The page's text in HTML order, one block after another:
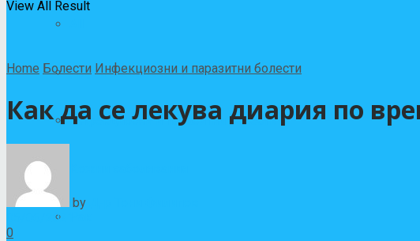
Други заболявания
Инфекциозни и паразитни болести
View All Result
Home Болести Инфекциозни и паразитни болести
Как да се лекува диария по
by
05/06/2021
0